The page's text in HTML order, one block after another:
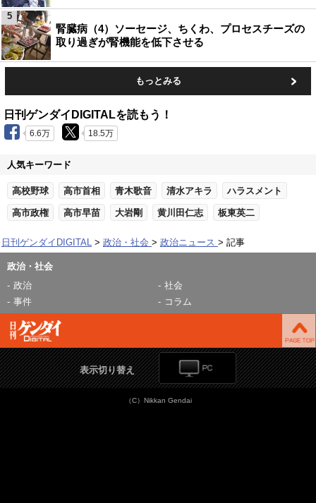
腎臓病（4）ソーセージ、ちくわ、プロセスチーズの
取り過ぎが腎機能を低下させる
5
もっとみる
日刊ゲンダイDIGITALを読もう！
6.6万 18.5万
人気キーワード
高校野球 高市首相 青木歌音 清水アキラ ハラスメント
高市政権 高市早苗 大岩剛 黄川田仁志 板東英二
日刊ゲンダイDIGITAL 政治・社会 政治ニュース 記事
政治・社会
政治
社会
事件
コラム
表示切り替え
（C）Nikkan Gendai